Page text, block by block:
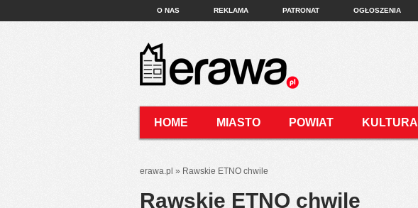
O NAS REKLAMA PATRONAT OGŁOSZENIA
HOME MIASTO POWIAT KULTURA
erawa.pl » Rawskie ETNO chwile
Rawskie ETNO chwile